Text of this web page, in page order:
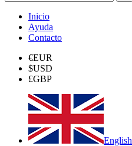
Inicio
Ayuda
Contacto
€EUR
$USD
£GBP
English